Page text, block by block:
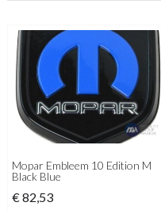
Mopar Embleem 10 Edition M
Black Blue
€82,53